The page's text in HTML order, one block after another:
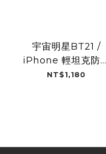
宇宙明星BT21 /
iPhone 輕坦克防摔
手機殼 - The
NT$1,180